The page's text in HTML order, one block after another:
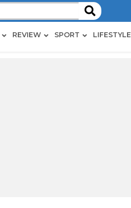
REVIEW SPORT LIFESTYLE